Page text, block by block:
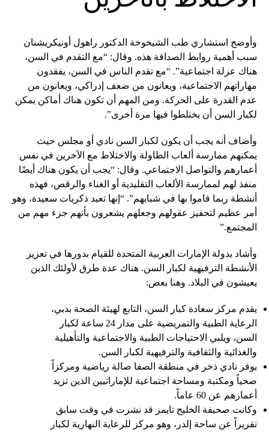
وأوضح استشاري طب الشيخوخة الدكتور راهول أونيكريشنان
سبب أهمية روابط الصداقة هذه. وقال: “مع التقدم في السن،
هناك عزلة اجتماعية”. “مع تقدم الناس في السن، يفقدون
مهاراتهم الاجتماعية، ويعانون من ضعف إدراكي، ويعانون من
عدم القدرة على الحركة. ومن المهم أن تكون هناك أماكن يمكن
لكبار السن أن يختلطوا فيها مرة أخرى”.
وأضاف أنه يجب أن يكون لكبار السن نادي أو مجلس حيث
يمكنهم ممارسة ألعاب الطاولة والاختلاط مع الآخرين في نفس
أعمارهم والتواصل الاجتماعي. وقال: “يجب أن يكون هناك أيضًا
منفذ لهم لممارسة الألعاب التقليدية أو الغناء والرقص، فهذه
أنشطة ربما قاموا بها في شبابهم”. “إنها تعيد ذكريات سعيدة، وهو
أمر عظيم لتحفيز عقولهم وجعلهم يشعرون بأنهم جزء مهم من
المجتمع.”
وأشاد بدولة الإمارات العربية المتحدة للقيام بدورها في تعزيز
الأنشطة الترفيهية لكبار السن. هناك عدة طرق لأولئك الذين
يعيشون في البلاد. وهنا بعض:
يقدم مركز سعادة كبار السن، التابع لهيئة الصحة بدبي،
الرعاية الطبية والتمريضية على مدار 24 ساعة لكبار
السن، ويلبي الاحتياجات الطبية والاجتماعية والتأهيلية
والغذائية والثقافية والترفيهية لكبار السن.
يوفر نادي ذخر في منطقة الصفا صالة رياضية ومركزاً
صحياً ومكتبة ومساحة اجتماعية للإماراتيين الذين تزيد
أعمارهم عن 60 عاماً.
وكانت صحيفة الخليج تايمز قد نشرت في وقت سابق
تقريراً عن ساحة إلدر، وهو مركز للرعاية النهارية لكبار